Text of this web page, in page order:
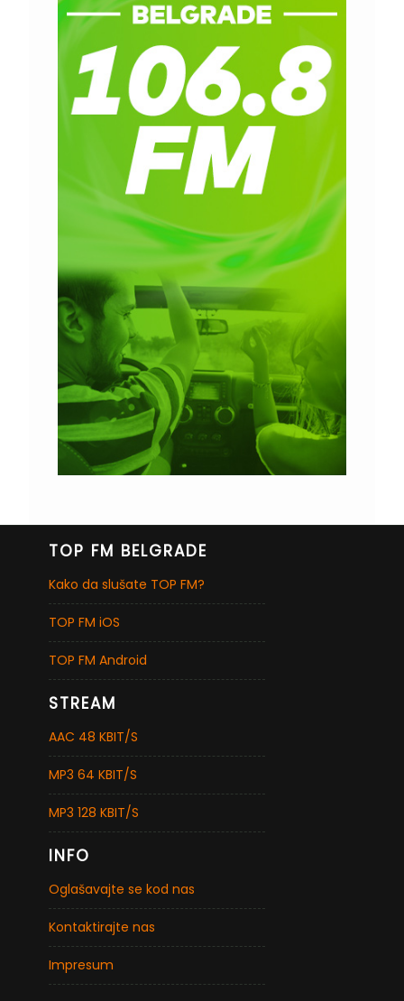
TOP FM BELGRADE
Kako da slušate TOP FM?
TOP FM iOS
TOP FM Android
STREAM
AAC 48 KBIT/S
MP3 64 KBIT/S
MP3 128 KBIT/S
INFO
Oglašavajte se kod nas
Kontaktirajte nas
Impresum